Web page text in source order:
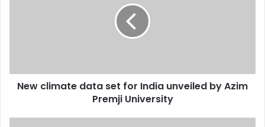
Azim
Premji
New climate data set for India unveiled by Azim
Premji University